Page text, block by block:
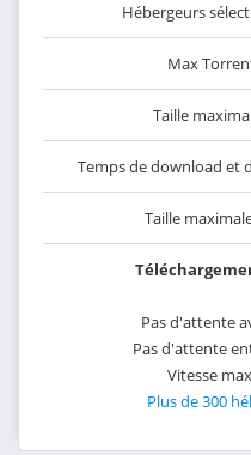
Hébergeurs
Max
Taille
Temps de download et
Taille
Pas d'attente
Pas d'attente
Vitesse
Plus de 300